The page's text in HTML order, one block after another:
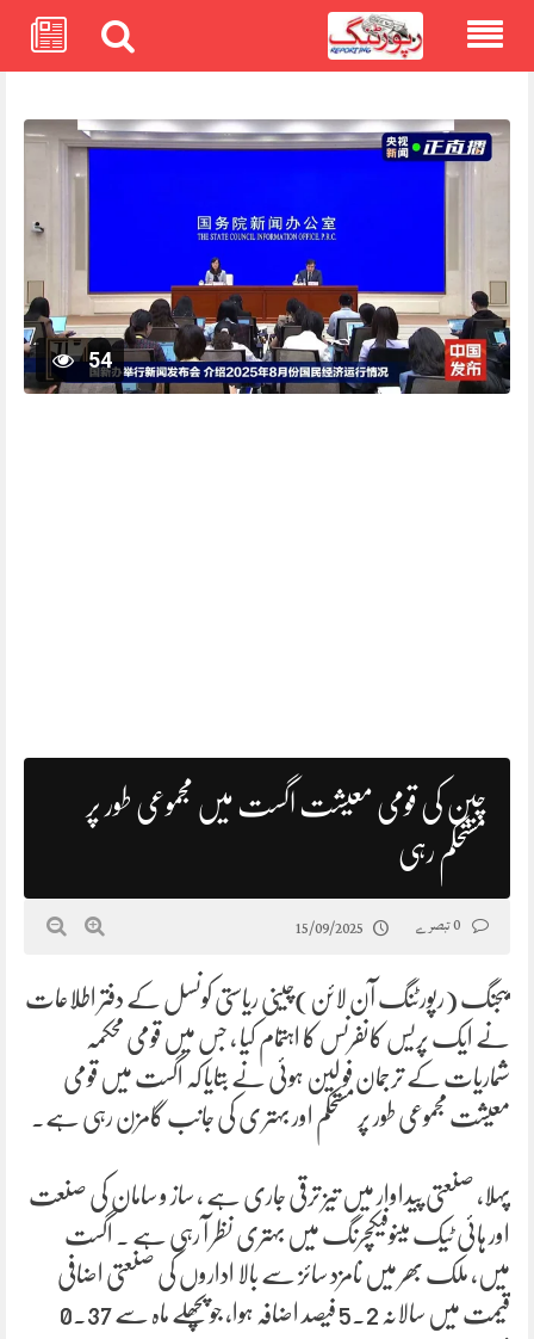
54
چین کی قومی معیشت اگست میں مجموعی طور پر
مستحکم رہی
15/09/2025
بیجنگ (رپورٹنگ آن لائن)چینی ریاستی کونسل کے دفتر اطلاعات
نے ایک پریس کانفرنس کا اہتمام کیا ، جس میں قومی محکمہ
شماریات کے ترجمان فو لین ہوئی نے بتایا کہ اگست میں قومی
معیشت مجموعی طور پر مستحکم اور بہتر ی کی جانب گامزن رہی ہے۔
پہلا، صنعتی پیداوار میں تیز ترقی جاری ہے ، ساز و سامان کی صنعت
اور ہائی ٹیک مینوفیکچرنگ میں بہتری نظر آ رہی ہے ۔ اگست
میں، ملک بھر میں نامزد سائز سے بالا اداروں کی صنعتی اضافی
قیمت میں سالانہ 5.2 فیصد اضافہ ہوا، جو پچھلے ماہ سے 0.37